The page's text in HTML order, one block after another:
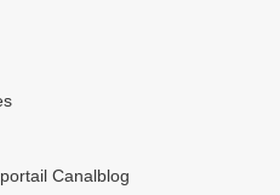
Canalblog